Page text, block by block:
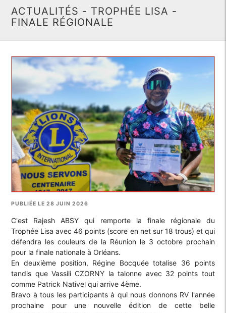
ACTUALITÉS - TROPHÉE LISA -
FINALE RÉGIONALE
PUBLIÉE LE 28 JUIN 2026
C'est Rajesh ABSY qui remporte la finale régionale du
Trophée Lisa avec 46 points (score en net sur 18 trous) et qui
défendra les couleurs de la Réunion le 3 octobre prochain
pour la finale nationale à Orléans.
En deuxième position, Régine Bocquée totalise 36 points
tandis que Vassili CZORNY la talonne avec 32 points tout
comme Patrick Nativel qui arrive 4ème.
Bravo à tous les participants à qui nous donnons RV l'année
prochaine pour une nouvelle édition de cette belle